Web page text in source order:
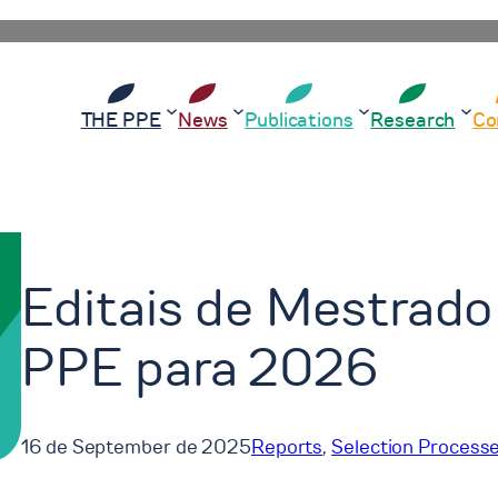
THE PPE News Publications Research
Editais de
PPE para 2026
16 de September de 2025Reports, Selection